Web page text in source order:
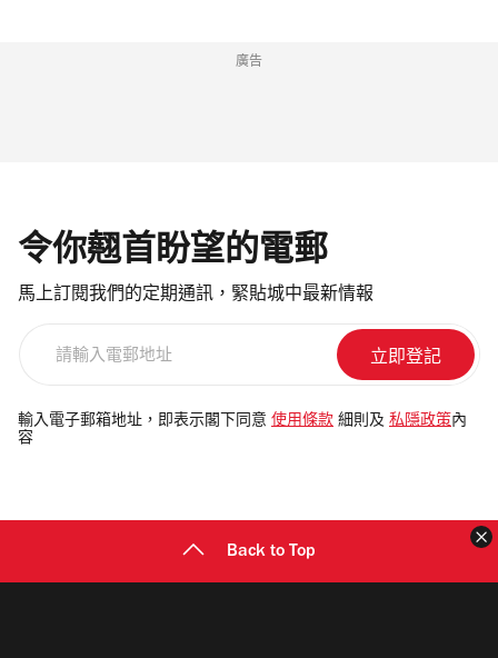
廣告
令你翹首盼望的電郵
馬上訂閱我們的定期通訊，緊貼城中最新情報
電
郵
輸入電子郵箱地址，即表示閣下同意 使用條款 細則及 私隱政策 內
容
Back to Top